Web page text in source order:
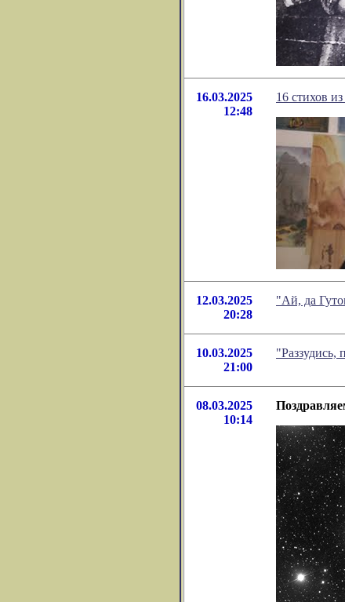
16.03.2025
12:48
16 стихов
12.03.2025
20:28
"Ай, да
10.03.2025
21:00
08.03.2025
10:14